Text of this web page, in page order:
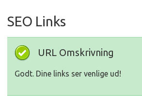
SEO Links
URL Omskrivning
Godt. Dine links ser venlige ud!